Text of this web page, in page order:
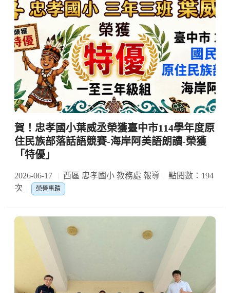
賀！忠孝國小葉威丞榮獲臺中市114學年度原
住民族部落話語競賽-海岸阿美語朗讀-榮獲
「特優」
2026-06-17 西區 忠孝國小 教務處 報導
點閱數：194
次
榮譽事蹟